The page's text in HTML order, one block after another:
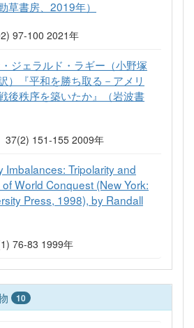
草書房、2019年）
97-100 2021年
・ジェラルド・ラギー（小野塚
）『平和を勝ち取る－アメリ
後秩序を築いたか』（岩波書
37(2) 151-155 2009年
Imbalances: Tripolarity and
World Conquest (New York:
Press, 1998), by Randall
76-83 1999年
10